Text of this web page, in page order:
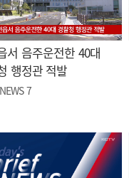
서 음주운전한 40대
행정관 적발
7